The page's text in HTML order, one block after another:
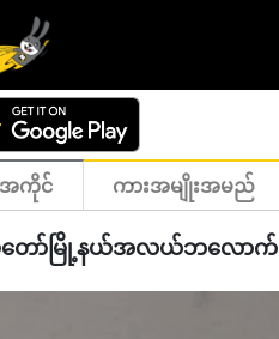
ကိုင် ကားအမျိုးအမည်
မတော်မြို့နယ်အလယ်ဘလောက်